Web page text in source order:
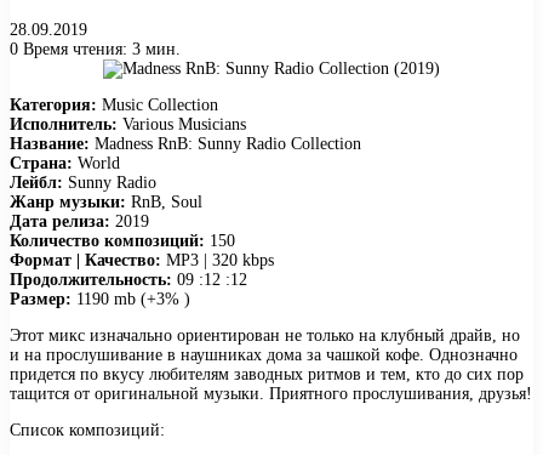
28.09.2019
0 Время чтения: 3 мин.
Категория: Music Collection
Исполнитель: Various Musicians
Название: Madness RnB: Sunny Radio Collection
Страна: World
Лейбл: Sunny Radio
Жанр музыки: RnB, Soul
Дата релиза: 2019
Количество композиций: 150
Формат | Качество: MP3 | 320 kbps
Продолжительность: 09 :12 :12
Размер: 1190 mb (+3% )
Этот микс изначально ориентирован не только на клубный драйв, но
и на прослушивание в наушниках дома за чашкой кофе. Однозначно
придется по вкусу любителям заводных ритмов и тем, кто до сих пор
тащится от оригинальной музыки. Приятного прослушивания, друзья!
Список композиций: